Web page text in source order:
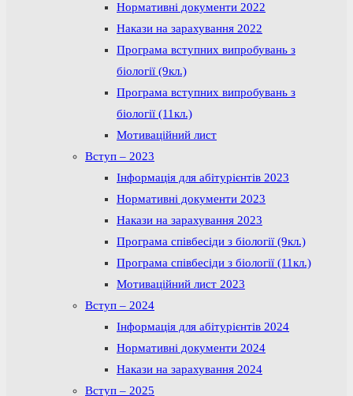
Нормативні документи 2022
Накази на зарахування 2022
Програма вступних випробувань з
біології (9кл.)
Програма вступних випробувань з
біології (11кл.)
Мотиваційний лист
Вступ – 2023
Інформація для абітурієнтів 2023
Нормативні документи 2023
Накази на зарахування 2023
Програма співбесіди з біології (9кл.)
Програма співбесіди з біології (11кл.)
Мотиваційний лист 2023
Вступ – 2024
Інформація для абітурієнтів 2024
Нормативні документи 2024
Накази на зарахування 2024
Вступ – 2025